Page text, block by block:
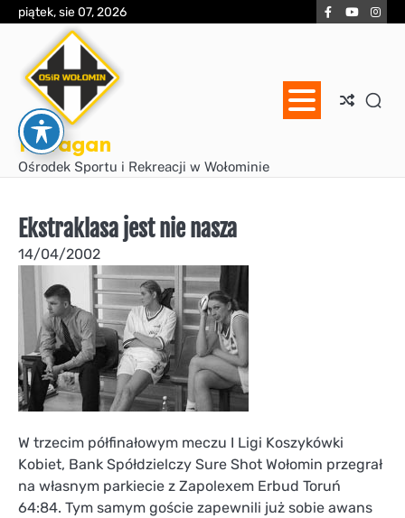
Skip
content
piątek, sie 07, 2026 Facebook
YouTube
Huragan
Ośrodek Sportu i Rekreacji w Wołominie
Ekstraklasa jest nie nasza
14/04/2002
W trzecim półfinałowym meczu I Ligi Koszykówki
Kobiet, Bank Spółdzielczy Sure Shot Wołomin przegrał
na własnym parkiecie z Zapolexem Erbud Toruń
64:84. Tym samym goście zapewnili już sobie awans